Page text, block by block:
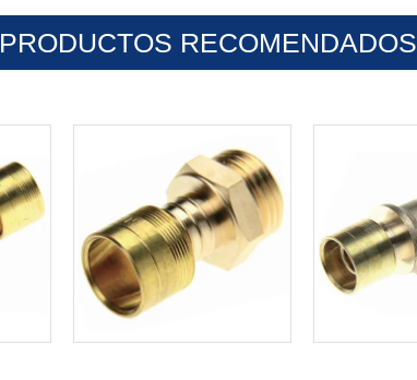
PRODUCTOS RECOMENDADOS